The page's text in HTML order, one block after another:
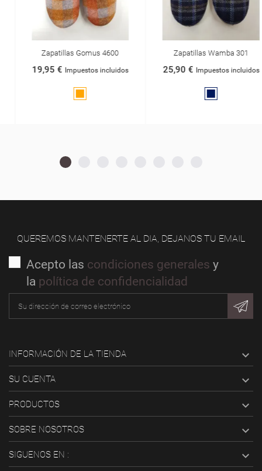
Zapatillas Gomus 4600
19,95 €Impuestos incluidos
Zapatillas Wamba 301
25,90 €Impuestos incluidos
QUEREMOS MANTENERTE AL DIA, DEJANOS TU EMAIL
Acepto las condiciones generales y
la política de confidencialidad
INFORMACIÓN DE LA TIENDA 
SU CUENTA 
PRODUCTOS 
SOBRE NOSOTROS 
SIGUENOS EN : 